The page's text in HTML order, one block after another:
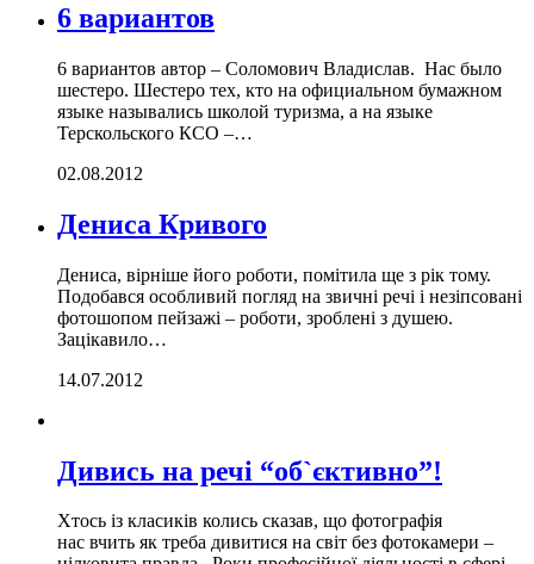
6 вариантов
6 вариантов автор – Соломович Владислав. Нас было
шестеро. Шестеро тех, кто на официальном бумажном
языке назывались школой туризма, а на языке
Терскольского КСО –…
02.08.2012
Дениса Кривого
Дениса, вірніше його роботи, помітила ще з рік тому.
Подобався особливий погляд на звичні речі і незіпсовані
фотошопом пейзажі – роботи, зроблені з душею.
Зацікавило…
14.07.2012
Дивись на речі “об`єктивно”!
Хтось із класиків колись сказав, що фотографія
нас вчить як треба дивитися на світ без фотокамери –